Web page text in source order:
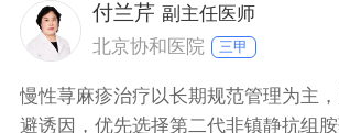
付兰芹 副主任医师
北京协和医院
三甲
慢性荨麻疹治疗以长期规范管理为主
避诱因，优先选择第二代非镇静抗组